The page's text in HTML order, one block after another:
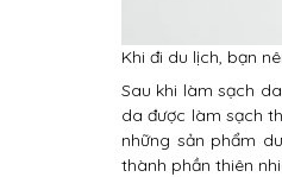
Khi đi du lịch, bạn
Sau khi làm sạch
da được làm sạch
những sản phẩm
thành phần thiên